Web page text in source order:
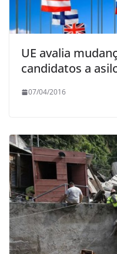
UE avalia
candidatos a
07/04/2016